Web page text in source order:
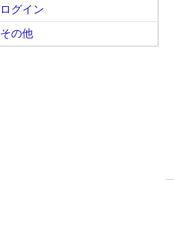
ログイン
その他